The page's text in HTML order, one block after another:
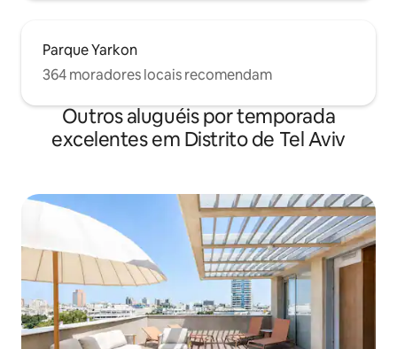
quieto, permitindo um ambiente
que é uma vista impressionante e
bonita, mas não hesite em tirar suas
dúvidas.
Parque Yarkon
364 moradores locais recomendam
Outros aluguéis por temporada
excelentes em Distrito de Tel Aviv